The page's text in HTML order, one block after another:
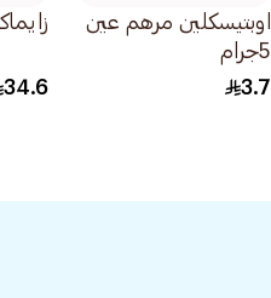
اوبتيسكلين مرهم عين
5جرام
3.7
34.6